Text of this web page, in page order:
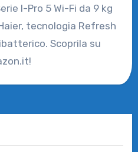
I-Pro 5 Wi-Fi da 9 kg
tecnologia Refresh
Scoprila su